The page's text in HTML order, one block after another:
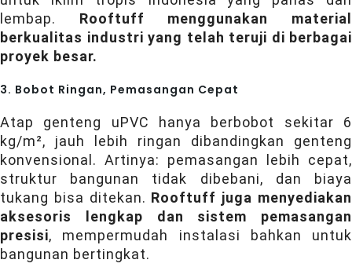
lembap. Rooftuff menggunakan material
berkualitas industri yang telah teruji di berbagai
proyek besar.
3. Bobot Ringan, Pemasangan Cepat
Atap genteng uPVC hanya berbobot sekitar 6
kg/m², jauh lebih ringan dibandingkan genteng
konvensional. Artinya: pemasangan lebih cepat,
struktur bangunan tidak dibebani, dan biaya
tukang bisa ditekan. Rooftuff juga menyediakan
aksesoris lengkap dan sistem pemasangan
presisi, mempermudah instalasi bahkan untuk
bangunan bertingkat.